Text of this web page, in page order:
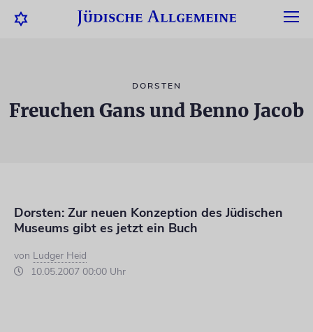
DORSTEN
Freuchen Gans und Benno Jacob
Dorsten: Zur neuen Konzeption des Jüdischen
Museums gibt es jetzt ein Buch
von Ludger Heid
10.05.2007 00:00 Uhr